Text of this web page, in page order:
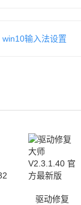
win10输入法设置
驱动修复